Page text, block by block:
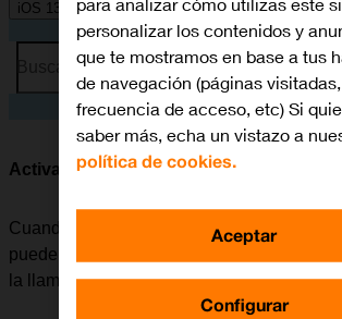
iOS 13.1
Busca por problema o tema
Activar o desactivar la llamada en espera
Cuando la función de llamada en espera
puede responder una nueva llamada sin
la llamada en curso.
personalizar los contenidos y
que te mostramos en base a tus
de navegación (páginas visitadas,
frecuencia de acceso, etc) Si
saber más, echa un vistazo a
política de cookies.
Configurar
Aceptar